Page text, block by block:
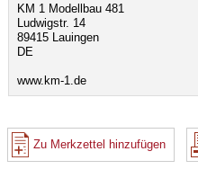
KM 1 Modellbau 481
Ludwigstr. 14
89415 Lauingen
DE
www.km-1.de
Zu Merkzettel hinzufügen